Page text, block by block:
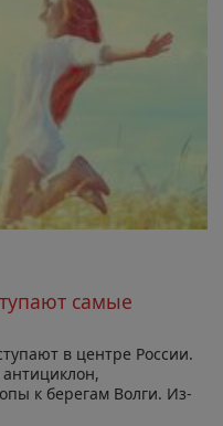
самые
в центре России.
к берегам Волги. Из-